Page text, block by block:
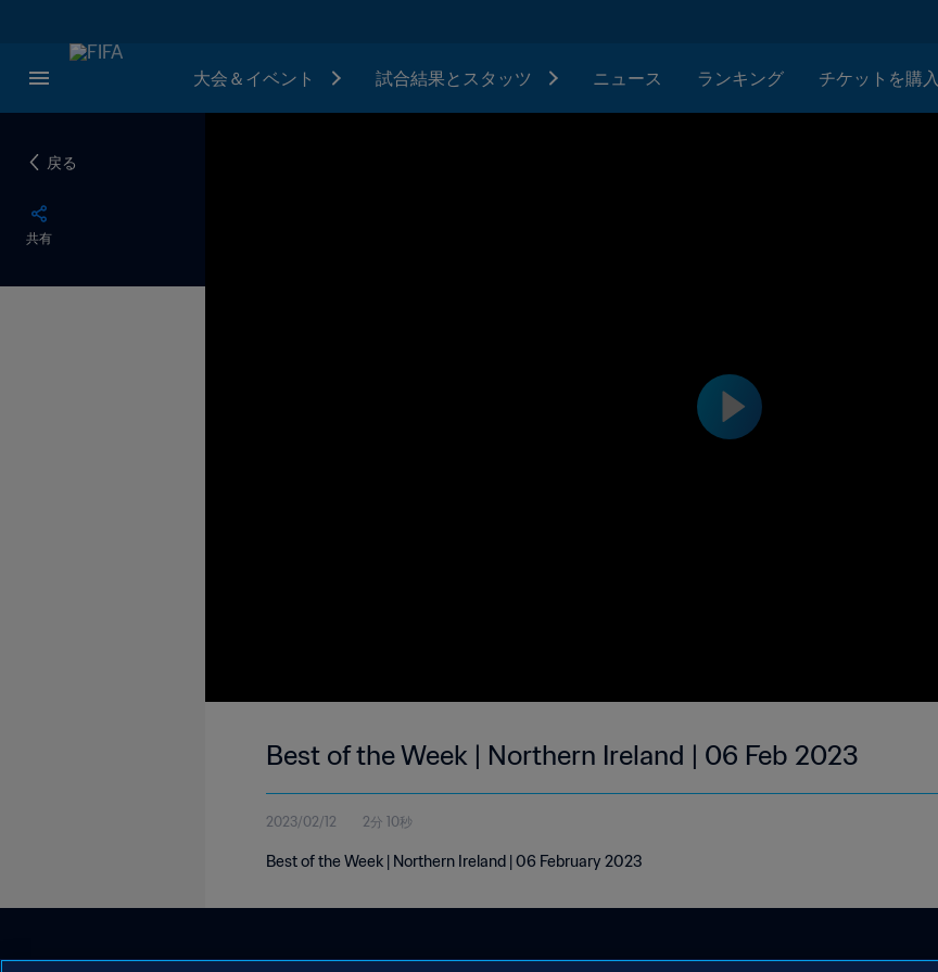
大会＆イベント 試合結果とスタッツ ニュース ランキング チケットを購入
戻る
共有
Best of the Week | Northern Ireland | 06 Feb 2023
2023/02/12 2分 10秒
Best of the Week | Northern Ireland | 06 February 2023